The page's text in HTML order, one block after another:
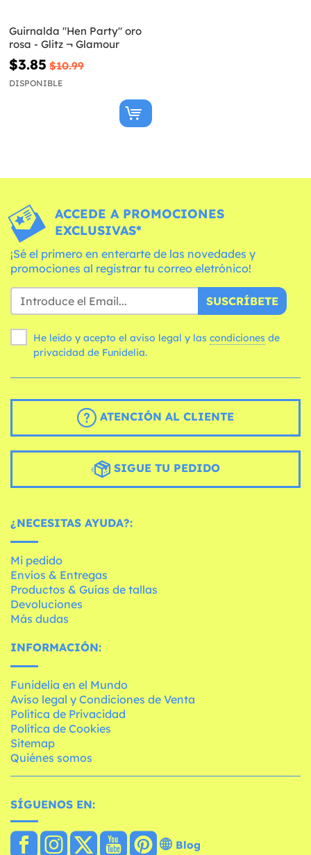
Guirnalda "Hen Party" oro
rosa - Glitz ¬ Glamour
$3.85 $10.99
DISPONIBLE
ACCEDE A PROMOCIONES
EXCLUSIVAS*
¡Sé el primero en enterarte de las novedades y
promociones al registrar tu correo eletrónico!
SUSCRÍBETE
He leído y acepto el aviso legal y las condiciones
privacidad de Funidelia.
ATENCIÓN AL CLIENTE
SIGUE TU PEDIDO
¿NECESITAS AYUDA?:
Mi pedido
Envíos & Entregas
Productos & Guías de tallas
Devoluciones
Más dudas
INFORMACIÓN:
Funidelia en el Mundo
Aviso legal y Condiciones de Venta
Política de Privacidad
Política de Cookies
Sitemap
Quiénes somos
SÍGUENOS EN:
Blog